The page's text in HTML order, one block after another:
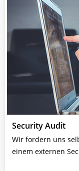
Security Audit
Wir fordern uns
einem externen